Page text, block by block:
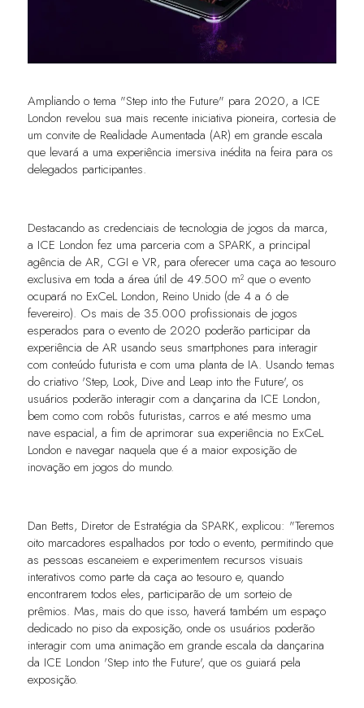
Ampliando o tema "Step into the Future" para 2020, a ICE
London revelou sua mais recente iniciativa pioneira, cortesia de
um convite de Realidade Aumentada (AR) em grande escala
que levará a uma experiência imersiva inédita na feira para os
delegados participantes.
Destacando as credenciais de tecnologia de jogos da marca,
a ICE London fez uma parceria com a SPARK, a principal
agência de AR, CGI e VR, para oferecer uma caça ao tesouro
exclusiva em toda a área útil de 49.500 m² que o evento
ocupará no ExCeL London, Reino Unido (de 4 a 6 de
fevereiro). Os mais de 35.000 profissionais de jogos
esperados para o evento de 2020 poderão participar da
experiência de AR usando seus smartphones para interagir
com conteúdo futurista e com uma planta de IA. Usando temas
do criativo 'Step, Look, Dive and Leap into the Future', os
usuários poderão interagir com a dançarina da ICE London,
bem como com robôs futuristas, carros e até mesmo uma
nave espacial, a fim de aprimorar sua experiência no ExCeL
London e navegar naquela que é a maior exposição de
inovação em jogos do mundo.
Dan Betts, Diretor de Estratégia da SPARK, explicou: "Teremos
oito marcadores espalhados por todo o evento, permitindo que
as pessoas escaneiem e experimentem recursos visuais
interativos como parte da caça ao tesouro e, quando
encontrarem todos eles, participarão de um sorteio de
prêmios. Mas, mais do que isso, haverá também um espaço
dedicado no piso da exposição, onde os usuários poderão
interagir com uma animação em grande escala da dançarina
da ICE London 'Step into the Future', que os guiará pela
exposição.